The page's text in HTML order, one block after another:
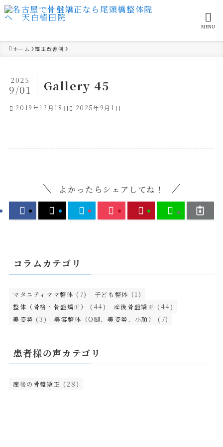
MENU
ホーム 矯正改善例
Gallery 45
2025
9/01
2019年12月18日 2025年9月1日
よかったらシェアしてね！
コラムカテゴリ
マタニティママ整体 (7) 子ども整体 (1)
整体（骨格・骨盤矯正） (44) 産後骨盤矯正 (44)
美姿勢 (3) 美容整体（O脚、美姿勢、小顔） (7)
患者様の声カテゴリ
産後の骨盤矯正 (28)